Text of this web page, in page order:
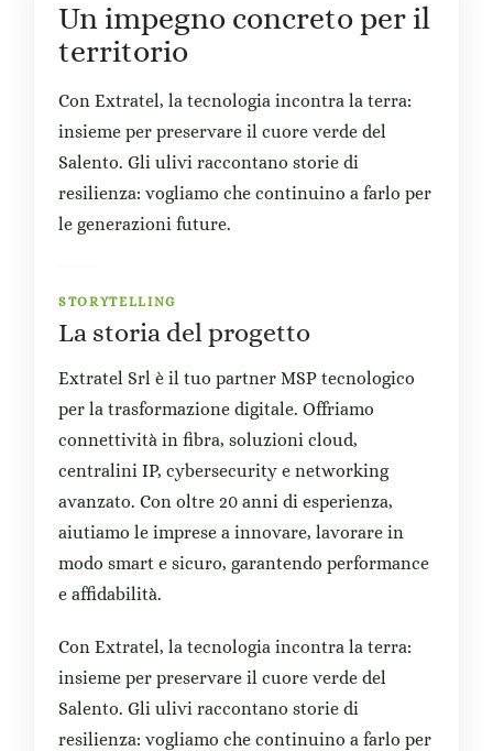
Un impegno concreto per il
territorio
Con Extratel, la tecnologia incontra la terra:
insieme per preservare il cuore verde del
Salento. Gli ulivi raccontano storie di
resilienza: vogliamo che continuino a farlo per
le generazioni future.
STORYTELLING
La storia del progetto
Extratel Srl è il tuo partner MSP tecnologico
per la trasformazione digitale. Offriamo
connettività in fibra, soluzioni cloud,
centralini IP, cybersecurity e networking
avanzato. Con oltre 20 anni di esperienza,
aiutiamo le imprese a innovare, lavorare in
modo smart e sicuro, garantendo performance
e affidabilità.
Con Extratel, la tecnologia incontra la terra:
insieme per preservare il cuore verde del
Salento. Gli ulivi raccontano storie di
resilienza: vogliamo che continuino a farlo per